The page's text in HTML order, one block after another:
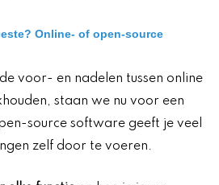
Online- of open-source
voor- en nadelen tussen online
staan we nu voor een
source software geeft je veel
zelf door te voeren.